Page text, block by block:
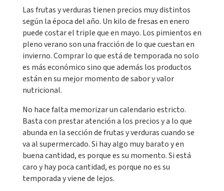
Las frutas y verduras tienen precios muy distintos
según la época del año. Un kilo de fresas en enero
puede costar el triple que en mayo. Los pimientos en
pleno verano son una fracción de lo que cuestan en
invierno. Comprar lo que está de temporada no solo
es más económico sino que además los productos
están en su mejor momento de sabor y valor
nutricional.
No hace falta memorizar un calendario estricto.
Basta con prestar atención a los precios y a lo que
abunda en la sección de frutas y verduras cuando se
va al supermercado. Si hay algo muy barato y en
buena cantidad, es porque es su momento. Si está
caro y hay poca cantidad, es porque no es su
temporada y viene de lejos.